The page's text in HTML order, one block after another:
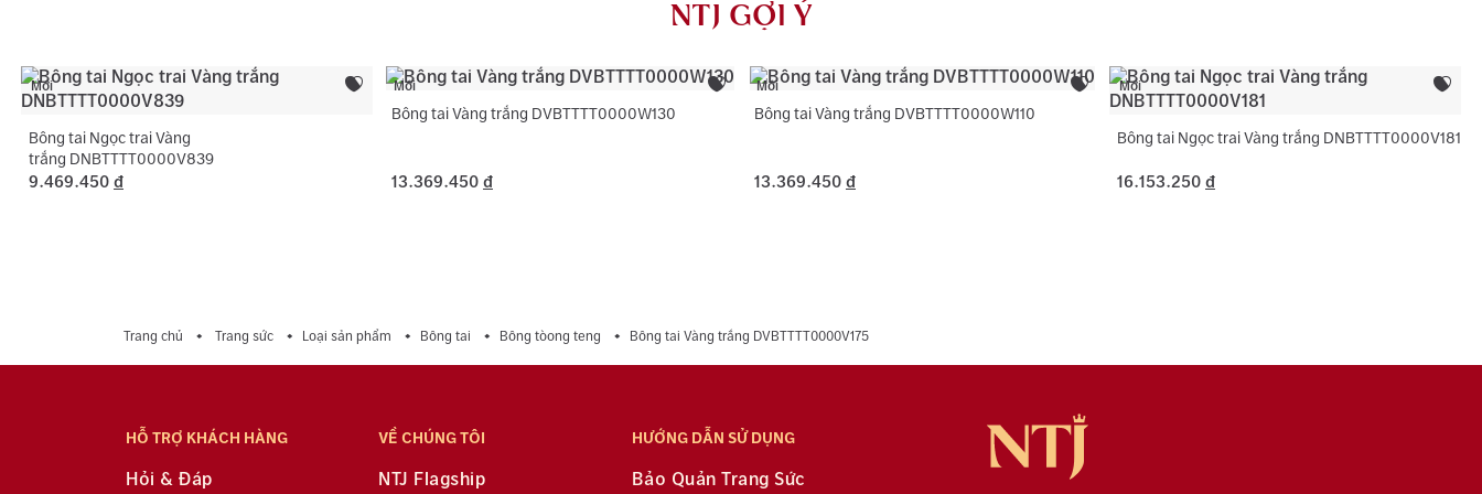
NTJ GỢI Ý
Mới
Bông tai Ngọc trai Vàng
trắng DNBTTTT0000V839
9.469.450 đ
Mới
Bông tai Vàng trắng DVBTTTT0000W130
13.369.450 đ
Mới
Bông tai Vàng trắng DVBTTTT0000W110
13.369.450 đ
Mới
Bông tai Ngọc trai Vàng trắng DNBTTTT0000V181
16.153.250 đ
Trang chủ Trang sức Loại sản phẩm Bông tai Bông tòong teng Bông tai Vàng trắng DVBTTTT0000V175
HỖ TRỢ KHÁCH HÀNG
Hỏi & Đáp
VỀ CHÚNG TÔI
NTJ Flagship
HƯỚNG DẪN SỬ DỤNG
Bảo Quản Trang Sức